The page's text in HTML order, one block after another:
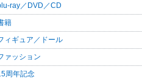
ray／DVD／CD
籍
ィギュア／ドール
ァッション
周年記念